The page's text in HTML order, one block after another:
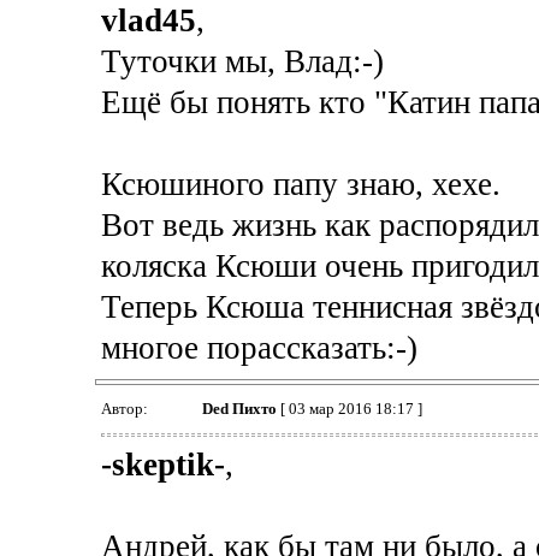
vlad45,
Туточки мы, Влад:-)
Ещё бы понять кто "Катин
Ксюшиного папу знаю, хехе.
Вот ведь жизнь как
коляска Ксюши очень
Теперь Ксюша теннисная
многое порассказать:-)
Автор: Ded Пихто [ 03 мар 2016 18:17 ]
-skeptik-,
Андрей, как бы там ни было, а